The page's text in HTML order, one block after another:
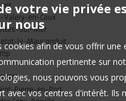
Valery-en-Caux
sur-Mer
le-Mauconduit
Pierre-en-Port
votre vie privée
nous
cookies afin de vous offrir une
pertinente sur
nous pouvons vous
avec vos centres d'intérêt. Ils